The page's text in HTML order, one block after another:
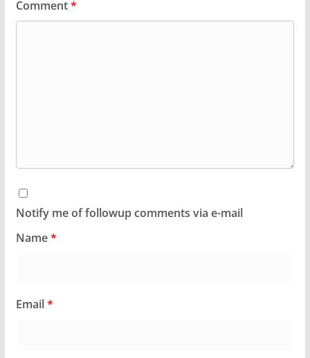
Comment*
Notify me of followup comments via e-mail
Name*
Email*